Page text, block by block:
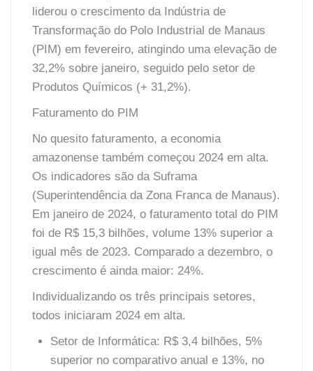
liderou o crescimento da Indústria de
Transformação do Polo Industrial de Manaus
(PIM) em fevereiro, atingindo uma elevação de
32,2% sobre janeiro, seguido pelo setor de
Produtos Químicos (+ 31,2%).
Faturamento do PIM
No quesito faturamento, a economia
amazonense também começou 2024 em alta.
Os indicadores são da Suframa
(Superintendência da Zona Franca de Manaus).
Em janeiro de 2024, o faturamento total do PIM
foi de R$ 15,3 bilhões, volume 13% superior a
igual mês de 2023. Comparado a dezembro, o
crescimento é ainda maior: 24%.
Individualizando os três principais setores,
todos iniciaram 2024 em alta.
Setor de Informática: R$ 3,4 bilhões, 5%
superior no comparativo anual e 13%, no